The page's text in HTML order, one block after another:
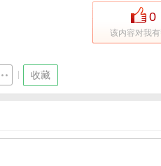
0
该内容对我
收藏